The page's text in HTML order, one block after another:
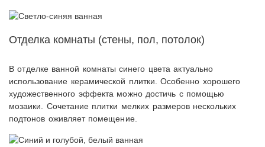
Отделка комнаты (стены, пол, потолок)
В отделке ванной комнаты синего цвета актуально
использование керамической плитки. Особенно хорошего
художественного эффекта можно достичь с помощью
мозаики. Сочетание плитки мелких размеров нескольких
подтонов оживляет помещение.